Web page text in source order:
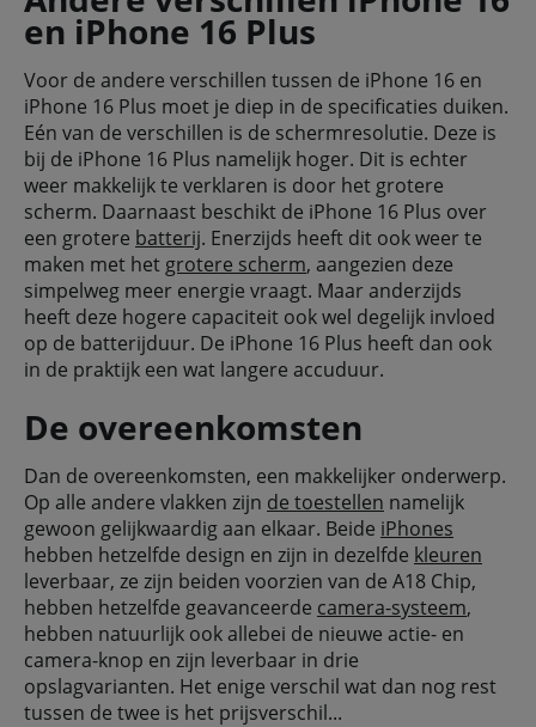
en iPhone 16 Plus
Voor de andere verschillen tussen de iPhone 16 en
iPhone 16 Plus moet je diep in de specificaties duiken.
Eén van de verschillen is de schermresolutie. Deze is
bij de iPhone 16 Plus namelijk hoger. Dit is echter
weer makkelijk te verklaren is door het grotere
scherm. Daarnaast beschikt de iPhone 16 Plus over
een grotere batterij. Enerzijds heeft dit ook weer te
maken met het grotere scherm, aangezien deze
simpelweg meer energie vraagt. Maar anderzijds
heeft deze hogere capaciteit ook wel degelijk invloed
op de batterijduur. De iPhone 16 Plus heeft dan ook
in de praktijk een wat langere accuduur.
De overeenkomsten
Dan de overeenkomsten, een makkelijker onderwerp.
Op alle andere vlakken zijn de toestellen namelijk
gewoon gelijkwaardig aan elkaar. Beide iPhones
hebben hetzelfde design en zijn in dezelfde kleuren
leverbaar, ze zijn beiden voorzien van de A18 Chip,
hebben hetzelfde geavanceerde camera-systeem,
hebben natuurlijk ook allebei de nieuwe actie- en
camera-knop en zijn leverbaar in drie
opslagvarianten. Het enige verschil wat dan nog rest
tussen de twee is het prijsverschil...